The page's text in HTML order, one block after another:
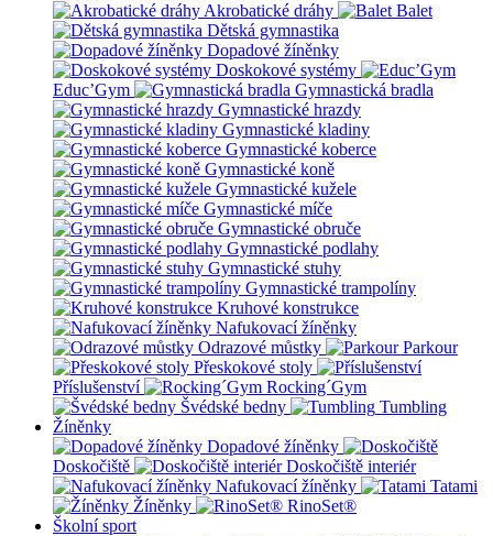
Akrobatické dráhy
Balet
Dětská gymnastika
Dopadové žíněnky
Doskokové systémy
Educ’Gym
Gymnastická bradla
Gymnastické hrazdy
Gymnastické kladiny
Gymnastické koberce
Gymnastické koně
Gymnastické kužele
Gymnastické míče
Gymnastické obruče
Gymnastické podlahy
Gymnastické stuhy
Gymnastické trampolíny
Kruhové konstrukce
Nafukovací žíněnky
Odrazové můstky
Parkour
Přeskokové stoly
Příslušenství
Rocking´Gym
Švédské bedny
Tumbling
Žíněnky
Dopadové žíněnky
Doskočiště
Doskočiště interiér
Nafukovací žíněnky
Tatami
Žíněnky
RinoSet®
Školní sport